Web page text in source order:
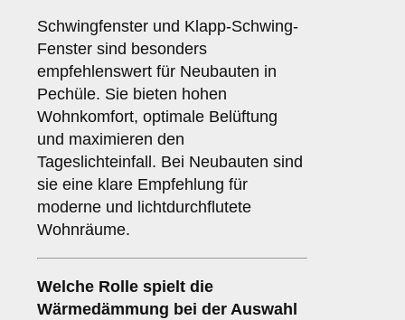
Schwingfenster und Klapp-Schwing-
Fenster sind besonders
empfehlenswert für Neubauten in
Pechüle. Sie bieten hohen
Wohnkomfort, optimale Belüftung
und maximieren den
Tageslichteinfall. Bei Neubauten sind
sie eine klare Empfehlung für
moderne und lichtdurchflutete
Wohnräume.
Welche Rolle spielt die
Wärmedämmung bei der Auswahl